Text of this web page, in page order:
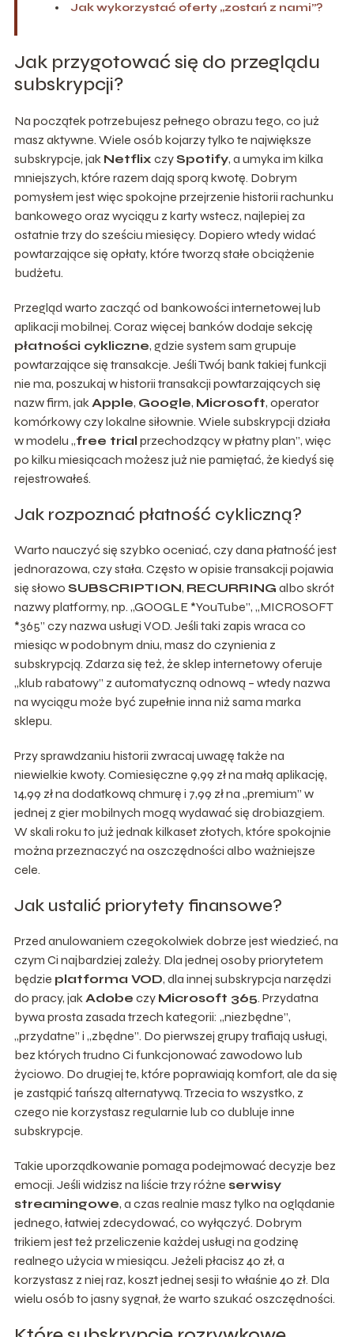
Jak wykorzystać oferty „zostań z nami”?
Jak przygotować się do przeglądu
subskrypcji?
Na początek potrzebujesz pełnego obrazu tego, co już
masz aktywne. Wiele osób kojarzy tylko te największe
subskrypcje, jak Netflix czySpotify, a umyka im kilka
mniejszych, które razem dają sporą kwotę. Dobrym
pomysłem jest więc spokojne przejrzenie historii rachunku
bankowego oraz wyciągu z karty wstecz, najlepiej za
ostatnie trzy do sześciu miesięcy. Dopiero wtedy widać
powtarzające się opłaty, które tworzą stałe obciążenie
budżetu.
Przegląd warto zacząć od bankowości internetowej lub
aplikacji mobilnej. Coraz więcej banków dodaje sekcję
płatności cykliczne, gdzie system sam grupuje
powtarzające się transakcje. Jeśli Twój bank takiej funkcji
nie ma, poszukaj w historii transakcji powtarzających się
nazw firm, jakApple, Google, Microsoft, operator
komórkowy czy lokalne siłownie. Wiele subskrypcji działa
w modelu „free trial przechodzący w płatny plan”, więc
po kilku miesiącach możesz już nie pamiętać, że kiedyś się
rejestrowałeś.
Jak rozpoznać płatność cykliczną?
Warto nauczyć się szybko oceniać, czy dana płatność jest
jednorazowa, czy stała. Często w opisie transakcji pojawia
się słowo SUBSCRIPTION, RECURRING albo skrót
nazwy platformy, np. „GOOGLE *YouTube”, „MICROSOFT
*365” czy nazwa usługi VOD. Jeśli taki zapis wraca co
miesiąc w podobnym dniu, masz do czynienia z
subskrypcją. Zdarza się też, że sklep internetowy oferuje
„klub rabatowy” z automatyczną odnową – wtedy nazwa
na wyciągu może być zupełnie inna niż sama marka
sklepu.
Przy sprawdzaniu historii zwracaj uwagę także na
niewielkie kwoty. Comiesięczne 9,99 zł na małą aplikację,
14,99 zł na dodatkową chmurę i 7,99 zł na „premium” w
jednej z gier mobilnych mogą wydawać się drobiazgiem.
W skali roku to już jednak kilkaset złotych, które spokojnie
można przeznaczyć na oszczędności albo ważniejsze
cele.
Jak ustalić priorytety finansowe?
Przed anulowaniem czegokolwiek dobrze jest wiedzieć, na
czym Ci najbardziej zależy. Dla jednej osoby priorytetem
będzie platforma VOD, dla innej subskrypcja narzędzi
do pracy, jakAdobe czy Microsoft 365. Przydatna
bywa prosta zasada trzech kategorii: „niezbędne”,
„przydatne” i „zbędne”. Do pierwszej grupy trafiają usługi,
bez których trudno Ci funkcjonować zawodowo lub
życiowo. Do drugiej te, które poprawiają komfort, ale da się
je zastąpić tańszą alternatywą. Trzecia to wszystko, z
czego nie korzystasz regularnie lub co dubluje inne
subskrypcje.
Takie uporządkowanie pomaga podejmować decyzje bez
emocji. Jeśli widzisz na liście trzy różne serwisy
streamingowe, a czas realnie masz tylko na oglądanie
jednego, łatwiej zdecydować, co wyłączyć. Dobrym
trikiem jest też przeliczenie każdej usługi na godzinę
realnego użycia w miesiącu. Jeżeli płacisz 40 zł, a
korzystasz z niej raz, koszt jednej sesji to właśnie 40 zł. Dla
wielu osób to jasny sygnał, że warto szukać oszczędności.